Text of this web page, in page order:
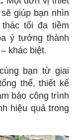
giúp bạn nhìn
tối đa tiềm
ý tưởng thành
khác biệt.
bạn từ giai
thể, thiết kế
bảo công trình
hiệu quả trong